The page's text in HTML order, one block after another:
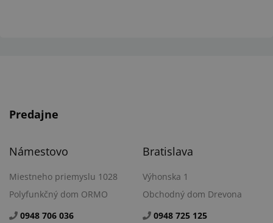
Predajne
Námestovo
Miestneho priemyslu 1028
Polyfunkčný dom ORMO
0948 706 036
Bratislava
Výhonska 1
Obchodný dom Drevona
0948 725 125